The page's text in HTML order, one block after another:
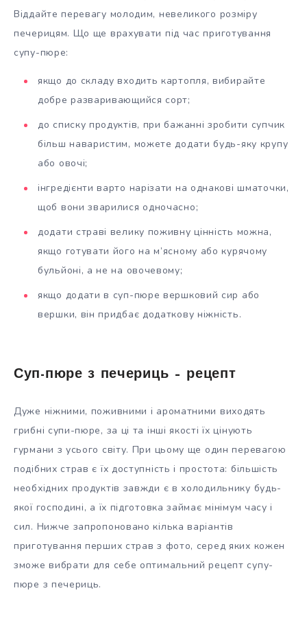
Віддайте перевагу молодим, невеликого розміру
печерицям. Що ще врахувати під час приготування
супу-пюре:
якщо до складу входить картопля, вибирайте
добре разваривающийся сорт;
до списку продуктів, при бажанні зробити супчик
більш наваристим, можете додати будь-яку крупу
або овочі;
інгредієнти варто нарізати на однакові шматочки,
щоб вони зварилися одночасно;
додати страві велику поживну цінність можна,
якщо готувати його на м’ясному або курячому
бульйоні, а не на овочевому;
якщо додати в суп-пюре вершковий сир або
вершки, він придбає додаткову ніжність.
Суп-пюре з печериць – рецепт
Дуже ніжними, поживними і ароматними виходять
грибні супи-пюре, за ці та інші якості їх цінують
гурмани з усього світу. При цьому ще один перевагою
подібних страв є їх доступність і простота: більшість
необхідних продуктів завжди є в холодильнику будь-
якої господині, а їх підготовка займає мінімум часу і
сил. Нижче запропоновано кілька варіантів
приготування перших страв з фото, серед яких кожен
зможе вибрати для себе оптимальний рецепт супу-
пюре з печериць.